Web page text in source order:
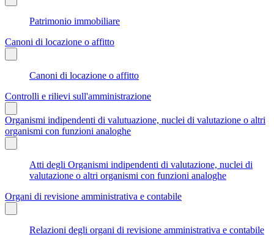
Patrimonio immobiliare
Canoni di locazione o affitto
Canoni di locazione o affitto
Controlli e rilievi sull'amministrazione
Organismi indipendenti di valutuazione, nuclei di valutazione o altri
organismi con funzioni analoghe
Atti degli Organismi indipendenti di valutazione, nuclei di
valutazione o altri organismi con funzioni analoghe
Organi di revisione amministrativa e contabile
Relazioni degli organi di revisione amministrativa e contabile